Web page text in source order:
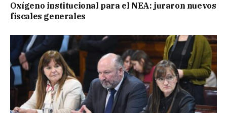
Oxígeno institucional para el NEA: juraron nuevos
fiscales generales